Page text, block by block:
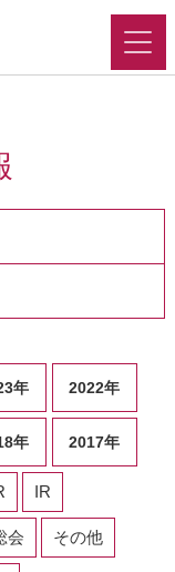
年 2022年
年 2017年
IR
会 その他